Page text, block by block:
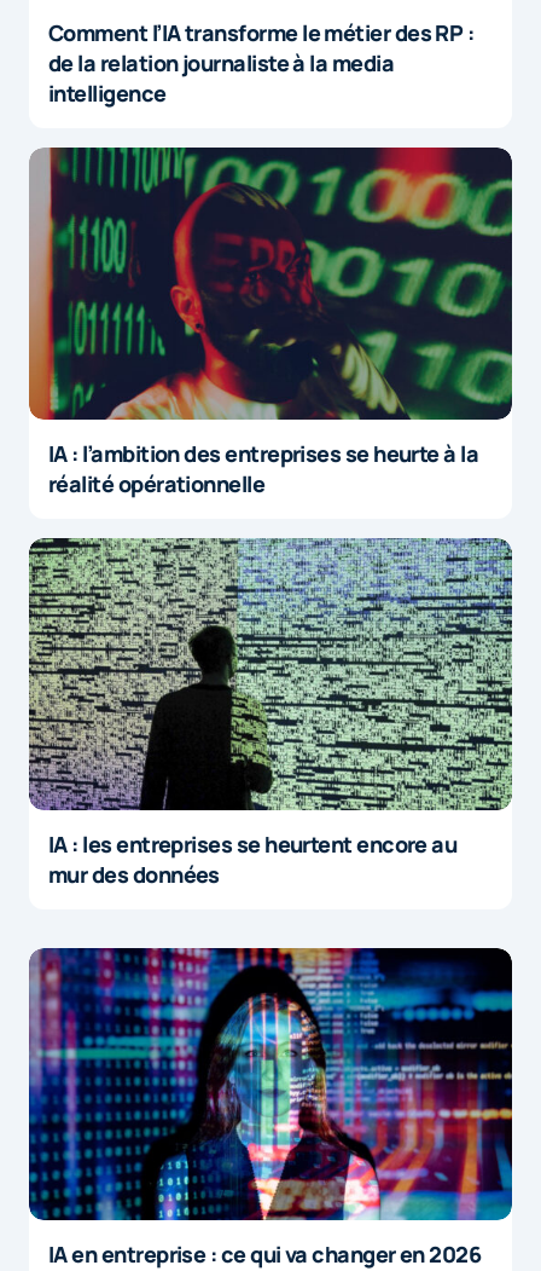
Comment l’IA transforme le métier des RP :
de la relation journaliste à la media
intelligence
IA : l’ambition des entreprises se heurte à la
réalité opérationnelle
IA : les entreprises se heurtent encore au
mur des données
IA en entreprise : ce qui va changer en 2026